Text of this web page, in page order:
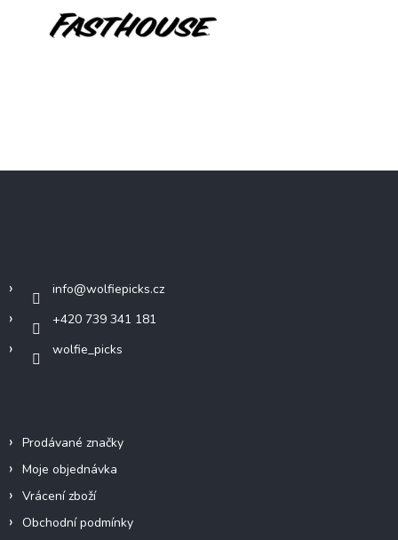
info@wolfiepicks.cz
+420 739 341 181
wolfie_picks
Prodávané značky
Moje objednávka
Vrácení zboží
Obchodní podmínky